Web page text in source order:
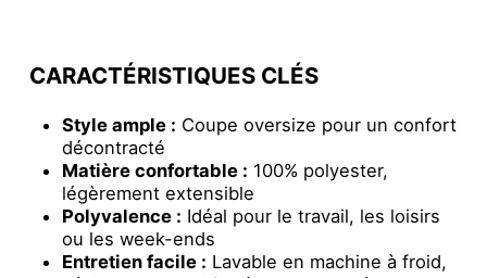
CARACTÉRISTIQUES CLÉS
Style ample : Coupe oversize pour un confort
décontracté
Matière confortable : 100% polyester,
légèrement extensible
Polyvalence : Idéal pour le travail, les loisirs
ou les week-ends
Entretien facile : Lavable en machine à froid,